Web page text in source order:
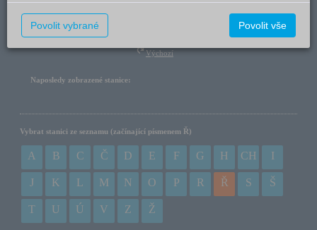
Výchozí
Naposledy zobrazené stanice:
Vybrat stanici ze seznamu (začínající písmenem Ř)
A B C Č D E F G H CH I
J K L M N O P R Ř S Š
T U Ú V Z Ž
Povolit vybrané Povolit vše